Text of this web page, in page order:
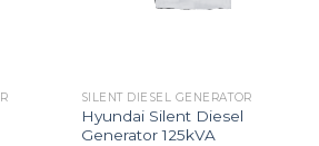
SILENT DIESEL GENERATOR
Hyundai Silent Diesel
Generator 125kVA